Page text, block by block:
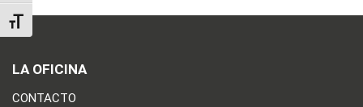
TOGGLE FONT SIZE
LA OFICINA
CONTACTO